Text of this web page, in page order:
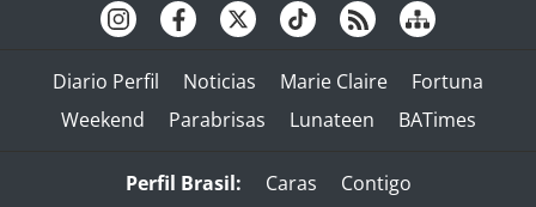
Diario Perfil Noticias Marie Claire
Fortuna
Weekend
Parabrisas Lunateen BATimes
Perfil Brasil: Caras
Contigo